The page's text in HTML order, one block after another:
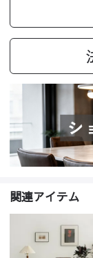
関連アイテム